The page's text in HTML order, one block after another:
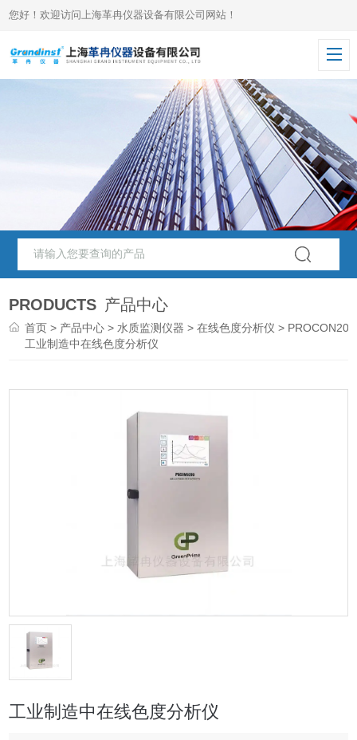
您好！欢迎访问上海革冉仪器设备有限公司网站！
PRODUCTS 产品中心
首页 > 产品中心 > 水质监测仪器 >在线色度分析仪 >
工业制造中在线色度分析仪
工业制造中在线色度分析仪